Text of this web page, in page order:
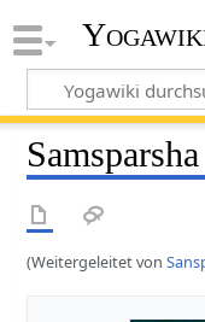
Samsparsha
(Weitergeleitet von